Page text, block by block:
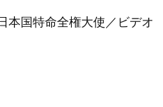
特命全権大使／ビデオ